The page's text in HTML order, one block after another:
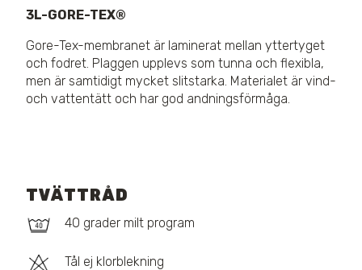
3L-GORE-TEX®
Gore-Tex-membranet är laminerat mellan yttertyget
och fodret. Plaggen upplevs som tunna och flexibla,
men är samtidigt mycket slitstarka. Materialet är vind-
och vattentätt och har god andningsförmåga.
TVÄTTRÅD
40 grader milt program
Tål ej klorblekning